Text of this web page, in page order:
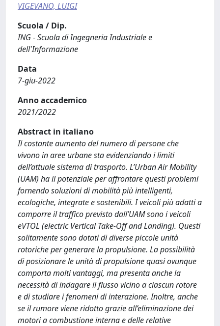
VIGEVANO, LUIGI
Scuola / Dip.
ING - Scuola di Ingegneria Industriale e
dell'Informazione
Data
7-giu-2022
Anno accademico
2021/2022
Abstract in italiano
Il costante aumento del numero di persone che
vivono in aree urbane sta evidenziando i limiti
dell’attuale sistema di trasporto. L’Urban Air Mobility
(UAM) ha il potenziale per affrontare questi problemi
fornendo soluzioni di mobilità più intelligenti,
ecologiche, integrate e sostenibili. I veicoli più adatti a
comporre il traffico previsto dall’UAM sono i veicoli
eVTOL (electric Vertical Take-Off and Landing). Questi
solitamente sono dotati di diverse piccole unità
rotoriche per generare la propulsione. La possibilità
di posizionare le unità di propulsione quasi ovunque
comporta molti vantaggi, ma presenta anche la
necessità di indagare il flusso vicino a ciascun rotore
e di studiare i fenomeni di interazione. Inoltre, anche
se il rumore viene ridotto grazie all’eliminazione dei
motori a combustione interna e delle relative